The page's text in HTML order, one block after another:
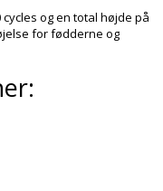
og en total højde på
for fødderne og